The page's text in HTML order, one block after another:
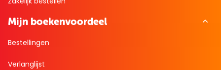
Mijn boekenvoordeel
Bestellingen
Verlanglijst